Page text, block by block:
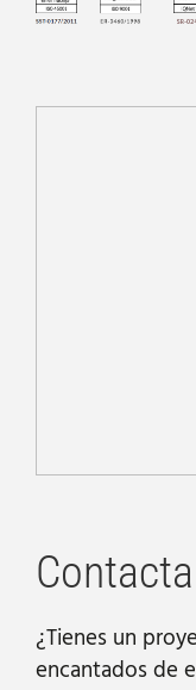
SR-
¿Tienes un
encantados de